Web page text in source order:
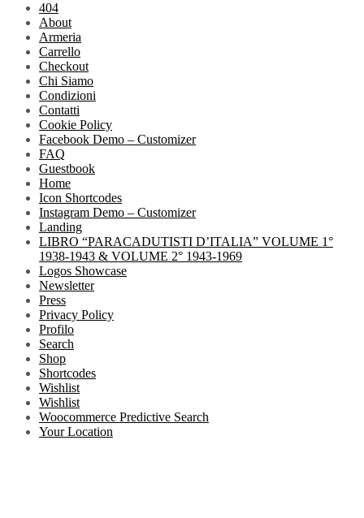
404
About
Armeria
Carrello
Checkout
Chi Siamo
Condizioni
Contatti
Cookie Policy
Facebook Demo – Customizer
FAQ
Guestbook
Home
Icon Shortcodes
Instagram Demo – Customizer
Landing
LIBRO “PARACADUTISTI D’ITALIA” VOLUME 1°
1938-1943 & VOLUME 2° 1943-1969
Logos Showcase
Newsletter
Press
Privacy Policy
Profilo
Search
Shop
Shortcodes
Wishlist
Wishlist
Woocommerce Predictive Search
Your Location